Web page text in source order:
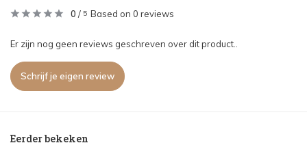
0 / 5 Based on 0 reviews
Er zijn nog geen reviews geschreven over dit product..
Schrijf je eigen review
Eerder bekeken